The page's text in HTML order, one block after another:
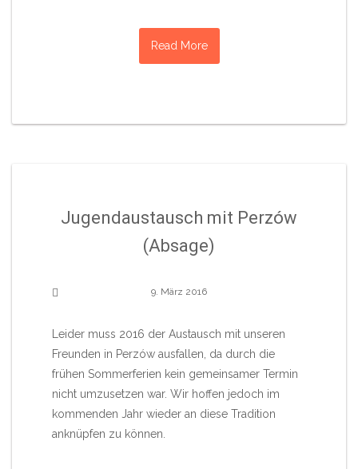
Read More
Jugendaustausch mit Perzów
(Absage)
9. März 2016
Leider muss 2016 der Austausch mit unseren
Freunden in Perzów ausfallen, da durch die
frühen Sommerferien kein gemeinsamer Termin
nicht umzusetzen war. Wir hoffen jedoch im
kommenden Jahr wieder an diese Tradition
anknüpfen zu können.